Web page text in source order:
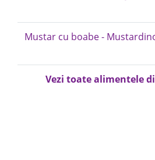
Mustar cu boabe -
Vezi toate alimentele